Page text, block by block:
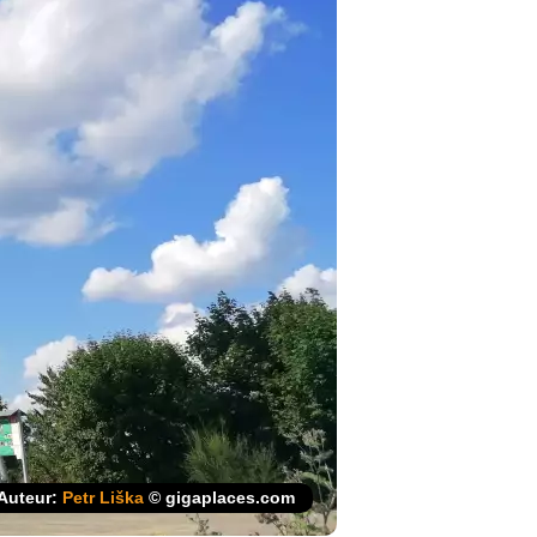
Petr Liška © gigaplaces.com